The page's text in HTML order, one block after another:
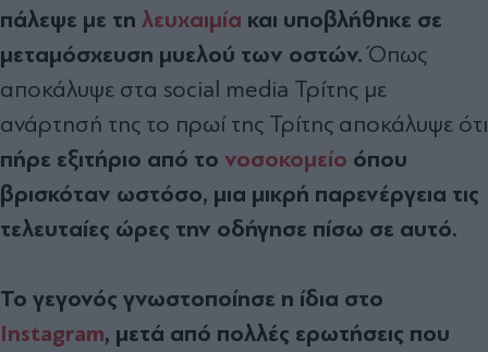
πάλεψε με τη λευχαιμία και υποβλήθηκε σε
μεταμόσχευση μυελού των οστών.Όπως
αποκάλυψε στα social media Τρίτης με
ανάρτησή της το πρωί της Τρίτης αποκάλυψε ότι
πήρε εξιτήριο από το νοσοκομείο όπου
βρισκόταν ωστόσο, μια μικρή παρενέργεια τις
τελευταίες ώρες την οδήγησε πίσω σε αυτό.
Το γεγονός γνωστοποίησε η ίδια στο
Instagram, μετά από πολλές ερωτήσεις που